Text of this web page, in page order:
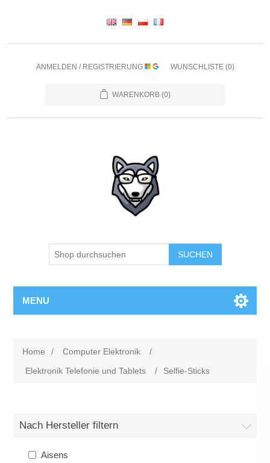
ANMELDEN / REGISTRIERUNG WUNSCHLISTE (0)
WARENKORB (0)
SUCHEN
MENU
Home / Computer Elektronik
/
Elektronik Telefonie und Tablets
/ Selfie-Sticks
Nach Hersteller filtern
Aisens